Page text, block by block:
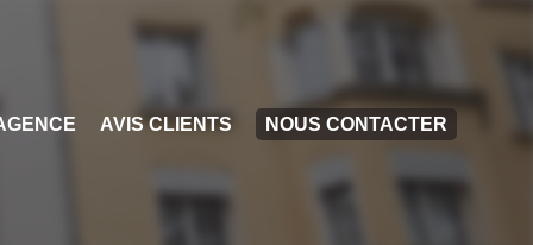
AVIS CLIENTS NOUS CONTACTER